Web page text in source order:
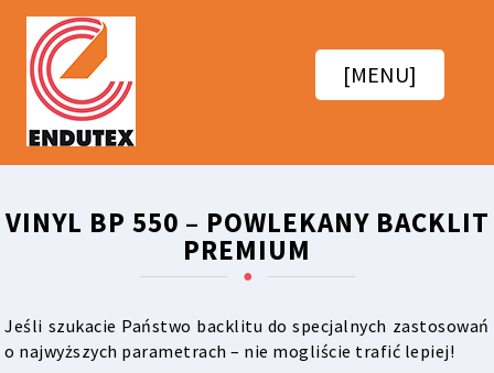
[MENU]
VINYL BP 550 – POWLEKANY BACKLIT
PREMIUM
Jeśli szukacie Państwo backlitu do specjalnych zastosowań
o najwyższych parametrach – nie mogliście trafić lepiej!